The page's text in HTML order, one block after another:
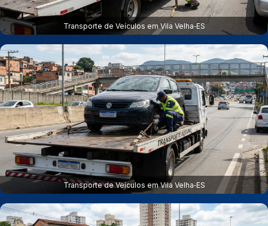
Transporte de Veículos em Vila Velha‑ES
Transporte de Veículos em Vila Velha‑ES